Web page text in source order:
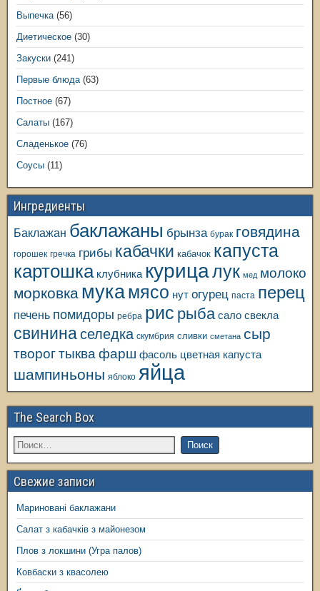
Выпечка (56)
Диетическое (30)
Закуски (241)
Первые блюда (63)
Постное (67)
Салаты (167)
Сладенькое (76)
Соусы (11)
Ингредиенты
Баклажан баклажаны брынза бурак говядина
горошек гречка грибы кабачки кабачок капуста
картошка клубника курицалук мед молоко
морковка мукамясо нут огурец паста перец
печень помидоры ребра рис рыба сало свекла
свининаселедка скумбрия сливки сметана сыр
творогтыква фарш фасоль цветная капуста
шампиньоны яблоко яйца
The Search Box
Свежие записи
Мариновані баклажани
Салат з кабачків з майонезом
Плов з локшини (Угра палов)
Ковбаски з квасолею